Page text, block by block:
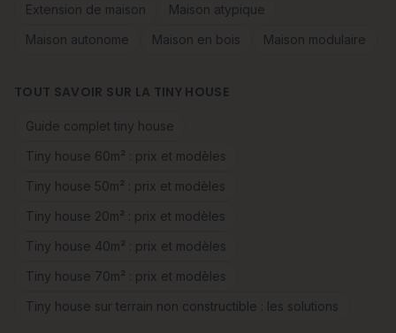
Extension de maison
Maison atypique
Maison autonome
Maison en bois Maison modulaire
TOUT SAVOIR SUR LA TINY HOUSE
Guide complet tiny house
Tiny house 60m² : prix et modèles
Tiny house 50m² : prix et modèles
Tiny house 20m² : prix et modèles
Tiny house 40m² : prix et modèles
Tiny house 70m² : prix et modèles
Tiny house sur terrain non constructible : les solutions